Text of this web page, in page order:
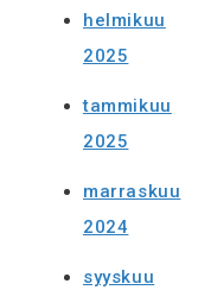
helmikuu
2025
tammikuu
2025
marraskuu
2024
syyskuu